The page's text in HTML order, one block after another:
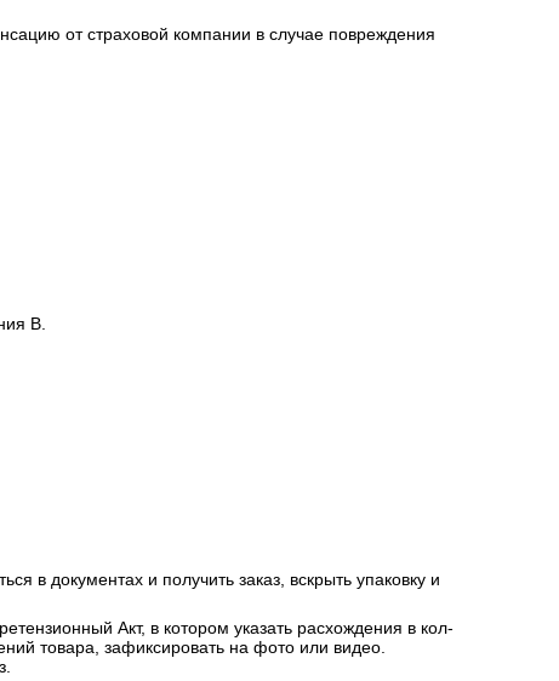
от страховой компании в случае повреждения
В.
в документах и получить заказ, вскрыть упаковку и
Акт, в котором указать расхождения в кол-
товара, зафиксировать на фото или видео.